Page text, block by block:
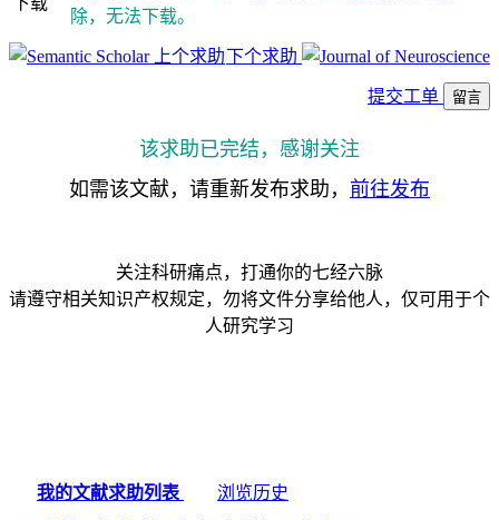
除，无法下载。
上个求助下个求助
提交工单 留言
该求助已完结，感谢关注
如需该文献，请重新发布求助， 前往发布
关注科研痛点，打通你的七经六脉
请遵守相关知识产权规定，勿将文件分享给他人，仅可用于个
人研究学习
我的文献求助列表
浏览历史